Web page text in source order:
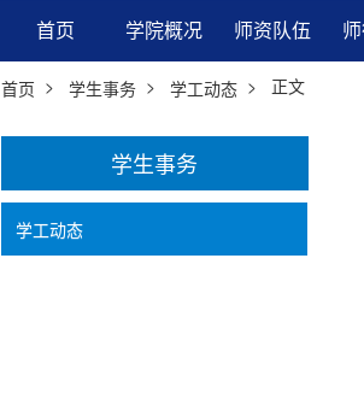
首页 学院概况 师资队伍
首页 > 学生事务> 学工动态> 正文
学生事务
学工动态